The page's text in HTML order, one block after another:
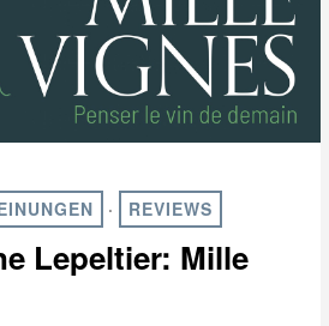
· REVIEWS
Lepeltier: Mille